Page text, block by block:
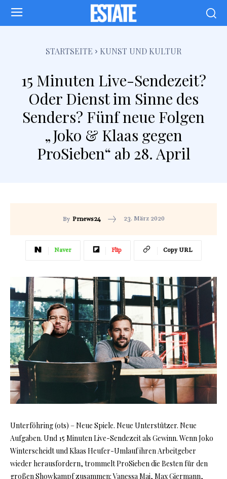
STARTSEITE KUNST UND KULTUR
15 Minuten Live-Sendezeit?
Oder Dienst im Sinne des
Senders? Fünf neue Folgen
„Joko & Klaas gegen
ProSieben“ ab 28. April
By Prnews24 23. März 2020
Naver Flip Copy URL
Unterföhring (ots) – Neue Spiele. Neue Unterstützer. Neue
Aufgaben. Und 15 Minuten Live-Sendezeit als Gewinn. Wenn Joko
Winterscheidt und Klaas Heufer-Umlauf ihren Arbeitgeber
wieder herausfordern, trommelt ProSieben die Besten für den
großen Showkampf zusammen: Vanessa Mai, Max Giermann,